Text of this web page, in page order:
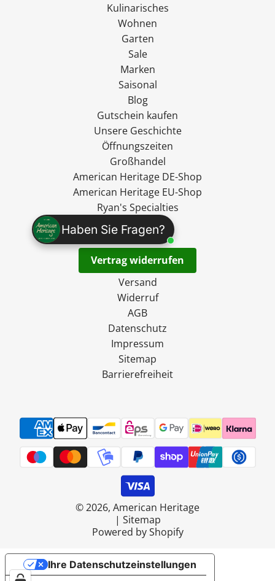
Haben Sie Fragen?
Kulinarisches
Wohnen
Garten
Sale
Marken
Saisonal
Blog
Gutschein kaufen
Unsere Geschichte
Öffnungszeiten
Großhandel
American Heritage DE-Shop
American Heritage EU-Shop
Ryan's Specialties
madevegan
Kontakt
Vertrag widerrufen
Versand
Widerruf
AGB
Datenschutz
Impressum
Sitemap
Barrierefreiheit
© 2026, American Heritage
| Sitemap
Powered by Shopify
Ihre Datenschutzeinstellungen